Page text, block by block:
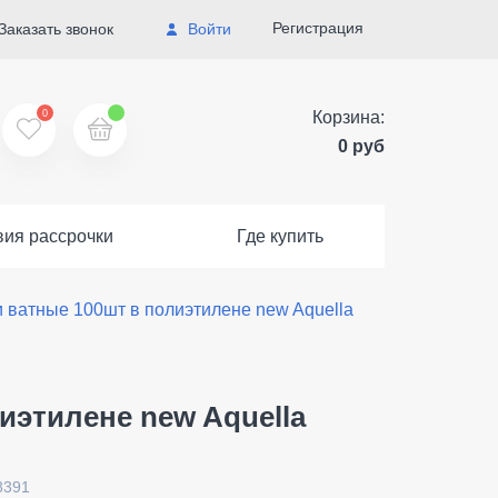
звонок Войти Регистрация
0
Корзина:
0 руб
рассрочки Где купить
ватные 100шт в полиэтилене new Aquella
new Aquella